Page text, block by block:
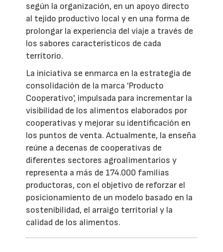
según la organización, en un apoyo directo
al tejido productivo local y en una forma de
prolongar la experiencia del viaje a través de
los sabores característicos de cada
territorio.
La iniciativa se enmarca en la estrategia de
consolidación de la marca 'Producto
Cooperativo', impulsada para incrementar la
visibilidad de los alimentos elaborados por
cooperativas y mejorar su identificación en
los puntos de venta. Actualmente, la enseña
reúne a decenas de cooperativas de
diferentes sectores agroalimentarios y
representa a más de 174.000 familias
productoras, con el objetivo de reforzar el
posicionamiento de un modelo basado en la
sostenibilidad, el arraigo territorial y la
calidad de los alimentos.